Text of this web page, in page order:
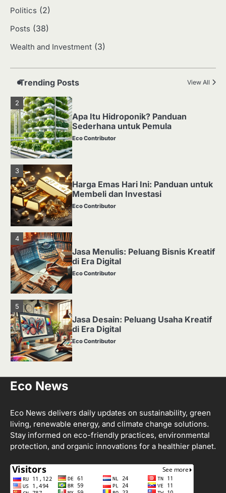
Politics (2)
Posts (38)
Wealth and Investment (3)
Trending Posts View All
Media Tanam: Jenis, Fungsi, dan
Eco Contributor
2
Apa Itu Hidroponik? Panduan
Sederhana untuk Pemula
Eco Contributor
3
Harga Emas Hari Ini: Panduan untuk
Membeli dan Investasi
Eco Contributor
4
Jasa Menulis: Peluang Bisnis Kreatif
di Era Digital
Eco Contributor
5
Jasa Desain: Peluang Usaha Kreatif
di Era Digital
Eco Contributor
Eco Contributor
Sederhana untuk Pemula
Eco Contributor
Eco News
Eco News delivers daily updates on sustainability, green
living, renewable energy, and climate change solutions.
Stay informed on eco-friendly practices, environmental
protection, and organic innovations for a healthier planet.